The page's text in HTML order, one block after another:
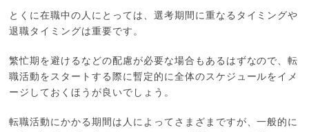
とくに在職中の人にとっては、選考期間に重なるタイミングや
退職タイミングは重要です。
繁忙期を避けるなどの配慮が必要な場合もあるはずなので、転
職活動をスタートする際に暫定的に全体のスケジュールをイメ
ージしておくほうが良いでしょう。
転職活動にかかる期間は人によってさまざまですが、一般的に